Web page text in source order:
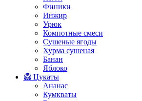
Финики
Инжир
Урюк
Компотные смеси
Сушеные ягоды
Хурма сушеная
Банан
Яблоко
🥝 Цукаты
Ананас
Кумкваты